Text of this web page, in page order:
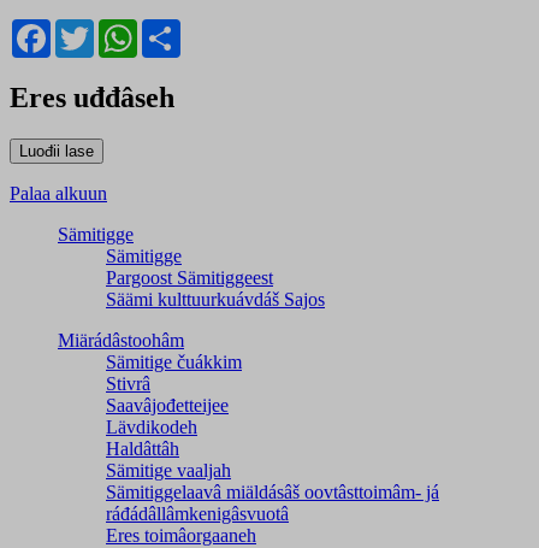
Facebook
TwitterWhatsApp
Eres uđđâseh
Palaa alkuun
Sämitigge
Sämitigge
Pargoost Sämitiggeest
Säämi kulttuurkuávdáš Sajos
Miärádâstoohâm
Sämitige čuákkim
Stivrâ
Saavâjođetteijee
Lävdikodeh
Haldâttâh
Sämitige vaaljah
Sämitiggelaavâ miäldásâš oovtâsttoimâm- já
ráđádâllâmkenigâsvuotâ
Eres toimâorgaaneh